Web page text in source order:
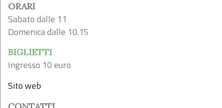
ORARI
Sabato dalle 11
Domenica dalle 10.15
BIGLIETTI
Ingresso 10 euro
Sito web